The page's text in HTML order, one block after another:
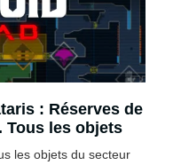
: Réserves de
Tous les objets
les objets du secteur